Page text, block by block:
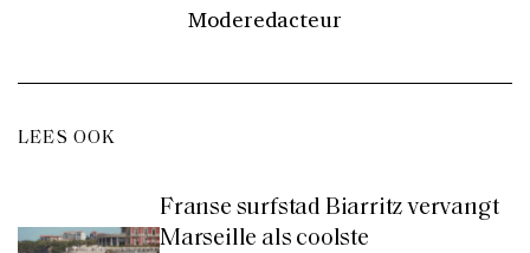
Moderedacteur
LEES OOK
Franse surfstad Biarritz vervangt
Marseille als coolste